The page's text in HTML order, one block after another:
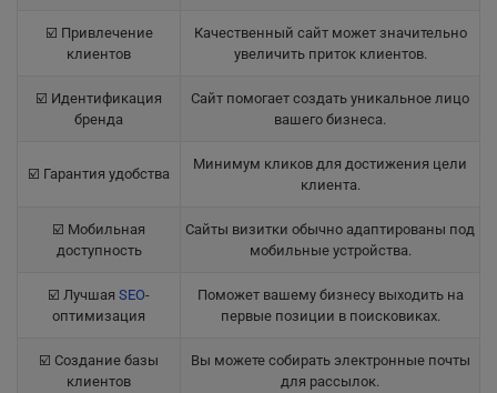
☑️ Привлечение
клиентов
Качественный сайт может значительно
увеличить приток клиентов.
☑️ Идентификация
бренда
Сайт помогает создать уникальное лицо
вашего бизнеса.
☑️ Гарантия удобства
Минимум кликов для достижения цели
клиента.
☑️ Мобильная
доступность
Сайты визитки обычно адаптированы под
мобильные устройства.
☑️ Лучшая SEO-
оптимизация
Поможет вашему бизнесу выходить на
первые позиции в поисковиках.
☑️ Создание базы
клиентов
Вы можете собирать электронные почты
для рассылок.